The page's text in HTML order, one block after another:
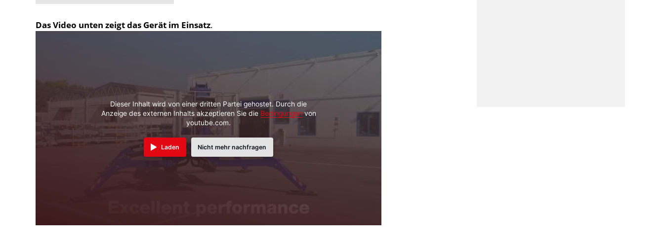
Das Video unten zeigt das Gerät im Einsatz.
Dieser Inhalt wird von einer dritten Partei gehostet. Durch die
Anzeige des externen Inhalts akzeptieren Sie die Bedingungenvon
youtube.com.
Laden Nicht mehr nachfragen